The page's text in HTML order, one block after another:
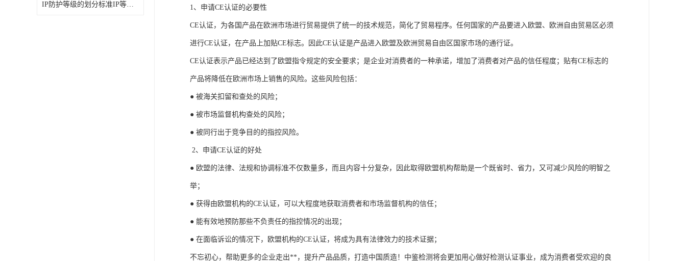
IP防护等级的划分标准IP等级测试多少钱 1、申请CE认证的必要性
CE认证，为各国产品在欧洲市场进行贸易提供了统一的技术规范，简化了贸易程序。任何国家的产品要进入欧盟、欧洲自由贸易区必须
进行CE认证，在产品上加贴CE标志。因此CE认证是产品进入欧盟及欧洲贸易自由区国家市场的通行证。
CE认证表示产品已经达到了欧盟指令规定的安全要求；是企业对消费者的一种承诺，增加了消费者对产品的信任程度；贴有CE标志的
产品将降低在欧洲市场上销售的风险。这些风险包括：
● 被海关扣留和查处的风险；
● 被市场监督机构查处的风险；
● 被同行出于竞争目的的指控风险。
2、申请CE认证的好处
● 欧盟的法律、法规和协调标准不仅数量多，而且内容十分复杂，因此取得欧盟机构帮助是一个既省时、省力，又可减少风险的明智之
举；
● 获得由欧盟机构的CE认证，可以大程度地获取消费者和市场监督机构的信任；
● 能有效地预防那些不负责任的指控情况的出现；
● 在面临诉讼的情况下，欧盟机构的CE认证，将成为具有法律效力的技术证据；
不忘初心，帮助更多的企业走出**，提升产品品质，打造中国质造！中鉴检测将会更加用心做好检测认证事业，成为消费者受欢迎的良